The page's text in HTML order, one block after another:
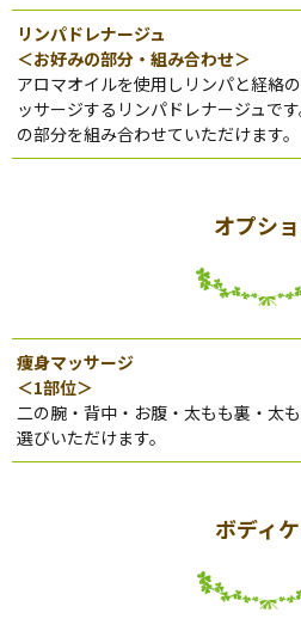
リンパドレナージュ
＜お好みの部分・組み合わせ＞
アロマオイルを使用しリンパと経絡
ッサージするリンパドレナージュで
の部分を組み合わせていただけます。
オプシ
痩身マッサージ
＜1部位＞
二の腕・背中・お腹・太もも裏・太
選びいただけます。
ボディ